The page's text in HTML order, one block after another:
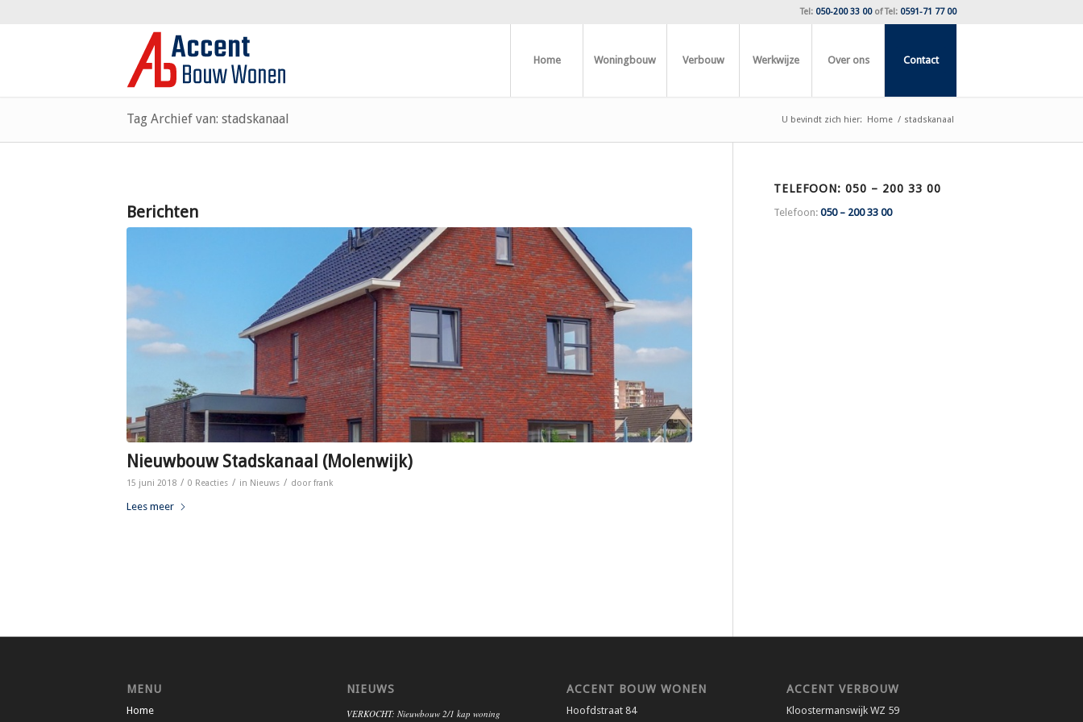
Tel: 050-200 33 00ofTel: 0591-71 77 00
Home Woningbouw Verbouw Werkwijze Over ons Contact
Tag Archief van: stadskanaal U bevindt zich hier: Home / stadskanaal
Berichten
Nieuwbouw Stadskanaal (Molenwijk)
15 juni 2018 / 0 Reacties / in Nieuws / door frank
Lees meer
TELEFOON: 050 – 200 33 00
Telefoon:050 – 200 33 00
MENU
Home
NIEUWS
VERKOCHT: Nieuwbouw 2/1 kap woning
ACCENT BOUW WONEN
Hoofdstraat 84
ACCENT VERBOUW
Kloostermanswijk WZ 59